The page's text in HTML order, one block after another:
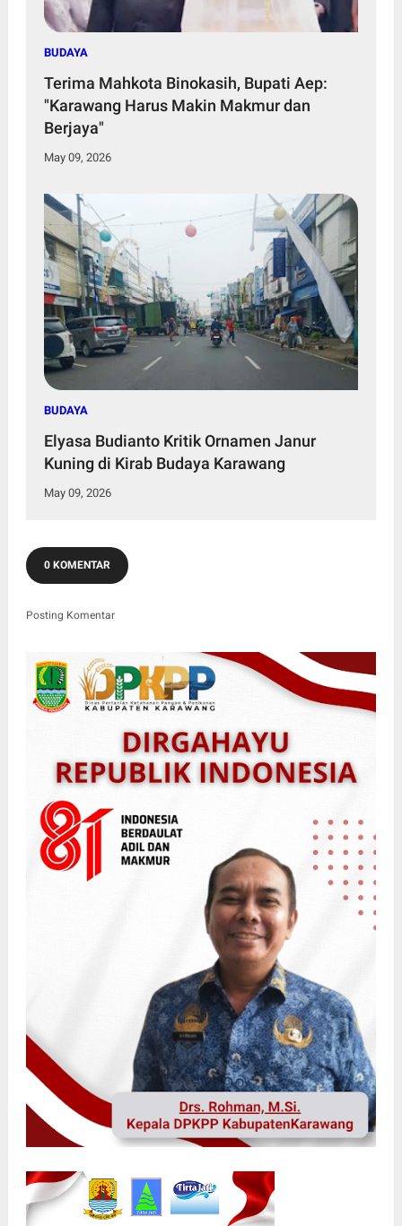
BUDAYA
Terima Mahkota Binokasih, Bupati Aep:
"Karawang Harus Makin Makmur dan
Berjaya"
May 09, 2026
BUDAYA
Elyasa Budianto Kritik Ornamen Janur
Kuning di Kirab Budaya Karawang
May 09, 2026
0 KOMENTAR
Posting Komentar